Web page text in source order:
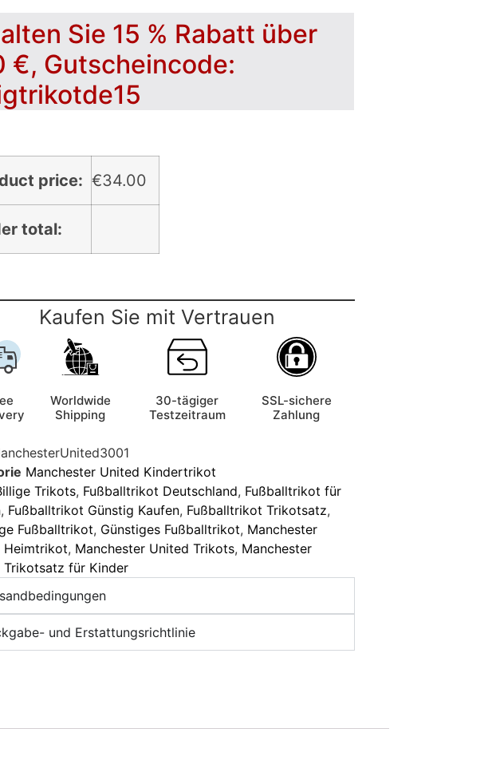
Sie 15 % Rabatt über
€, Gutscheincode:
price: €34.00
total:
Kaufen Sie mit Vertrauen
Worldwide
Shipping
30-tägiger
Testzeitraum
SSL-sichere
Zahlung
Manchester United Kindertrikot
Trikots, Fußballtrikot Deutschland, Fußballtrikot für
, Fußballtrikot Günstig Kaufen, Fußballtrikot Trikotsatz,
Fußballtrikot, Günstiges Fußballtrikot, Manchester
Heimtrikot, Manchester United Trikots, Manchester
Trikotsatz für Kinder
und Erstattungsrichtlinie